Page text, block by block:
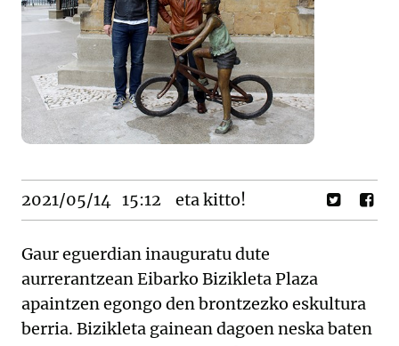
2021/05/14 15:12 eta kitto!
Gaur eguerdian inauguratu dute
aurrerantzean Eibarko Bizikleta Plaza
apaintzen egongo den brontzezko eskultura
berria. Bizikleta gainean dagoen neska baten